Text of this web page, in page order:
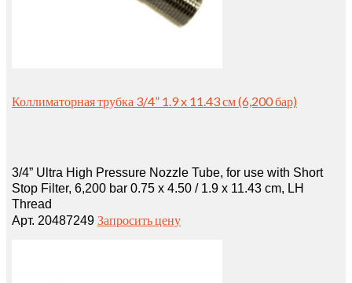
Коллиматорная трубка 3/4” 1.9 x 11.43 см (6,200 бар)
3/4” Ultra High Pressure Nozzle Tube, for use with Short
Stop Filter, 6,200 bar 0.75 x 4.50 / 1.9 x 11.43 cm, LH
Thread
Арт. 20487249 Запросить цену